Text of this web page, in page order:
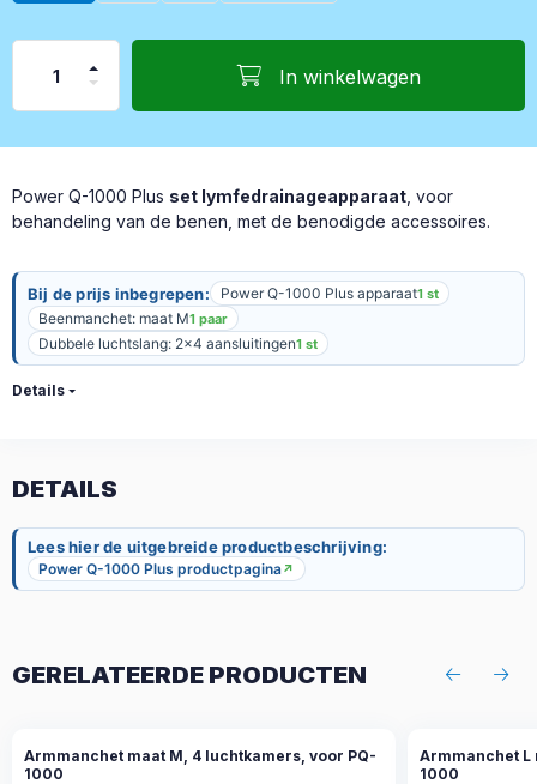
In winkelwagen
Power Q-1000 Plus set lymfedrainageapparaat , voor
behandeling van de benen, met de benodigde accessoires.
Bij de prijs inbegrepen: Power Q-1000 Plus apparaat1 st
Beenmanchet: maat M1 paar
Dubbele luchtslang: 2x4 aansluitingen1 st
Details
GERELATEERDE PRODUCTEN
Armmanchet maat M, 4 luchtkamers, voor PQ-
1000
Armmanchet L
1000
DETAILS
Lees hier de uitgebreide productbeschrijving:
Power Q-1000 Plus productpagina↗